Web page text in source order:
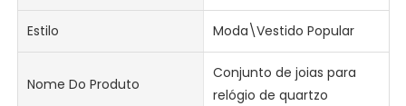
Estilo Moda\Vestido Popular
Nome Do Produto
Conjunto de joias para
relógio de quartzo